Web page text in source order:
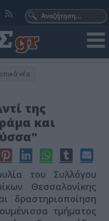
νέα
της
και
του Συλλόγου
Θεσσαλονίκης
δραστηριοποίηση
τμήματος